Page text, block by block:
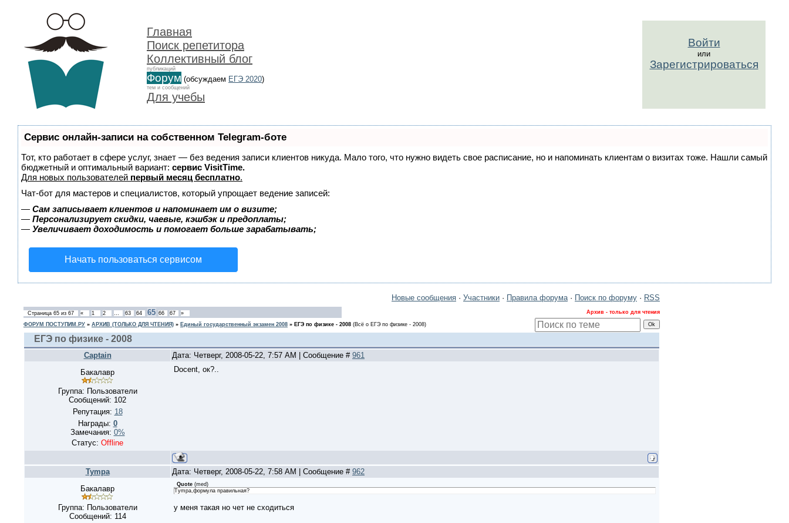
Главная
Поиск репетитора
Коллективный блог
публикаций
Форум (обсуждаем ЕГЭ 2020)
тем и сообщений
Для учебы
Войти
или
Зарегистрироваться
Сервис онлайн-записи на собственном Telegram-боте
Тот, кто работает в сфере услуг, знает — без ведения записи клиентов никуда. Мало того, что нужно видеть свое расписание, но и напоминать клиентам о визитах тоже. Нашли самый
бюджетный и оптимальный вариант: сервис VisitTime.
Для новых пользователей первый месяц бесплатно.
Чат-бот для мастеров и специалистов, который упрощает ведение записей:
— Сам записывает клиентов и напоминает им о визите;
— Персонализирует скидки, чаевые, кэшбэк и предоплаты;
— Увеличивает доходимость и помогает больше зарабатывать;
Начать пользоваться сервисом
Новые сообщения · Участники · Правила форума· Поиск по форуму · RSS
Страница 65 из 67 « 1 2 … 63 64 65 66 67 » Архив - только для чтения
ФОРУМ ПОСТУПИМ.РУ » АРХИВ (ТОЛЬКО ДЛЯ ЧТЕНИЯ) » Единый государственный экзамен 2008 » ЕГЭ по физике - 2008 (Всё о ЕГЭ по физике - 2008)
ЕГЭ по физике - 2008
Captain Дата: Четверг, 2008-05-22, 7:57 AM | Сообщение # 961
Бакалавр
Группа: Пользователи
Сообщений: 102
Репутация: 18
Награды: 0
Замечания: 0%
Статус: Offline
Docent, ок?..
Tympa Дата: Четверг, 2008-05-22, 7:58 AM | Сообщение # 962
Бакалавр
Группа: Пользователи
Сообщений: 114
Quote (med)
Tympa,формула правильная?
у меня такая но чет не сходиться